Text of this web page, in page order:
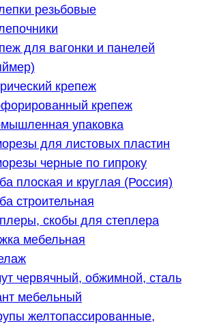
резьбовые
для вагонки и панелей
крепеж
крепеж
упаковка
для листовых пластин
черные по гипроку
плоская и круглая (Россия)
строительная
скобы для степлера
мебельная
червячный, обжимной, сталь
мебельный
желтопассированные,